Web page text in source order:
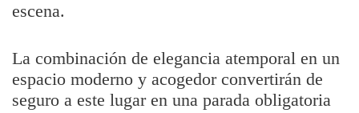
escena.
La combinación de elegancia atemporal en un
espacio moderno y acogedor convertirán de
seguro a este lugar en una parada obligatoria